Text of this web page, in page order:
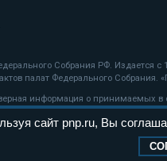
Собрания РФ.
палат Федерального Собрания.
информация о принимаемых
сайт pnp.ru, Вы